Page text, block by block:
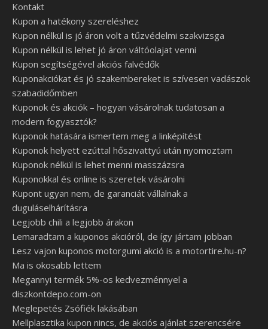
Kontakt
Kupon a hatékony szereléshez
Kupon nélkül is jó áron volt a tűzvédelmi szakvizsga
Kupon nélkül is lehet jó áron váltóolajat venni
Kupon segítségével akciós falvédők
Kuponakciókat és jó szakembereket is szívesen vadászok
szabadidőmben
Kuponok és akciók – hogyan vásárolnak tudatosan a
modern fogyasztók?
Kuponok hatására ismertem meg a linképítést
Kuponok helyett ezúttal hőszivattyú után nyomoztam
Kuponok nélkül is lehet menni masszázsra
Kuponokkal és online is szeretek vásárolni
Kupont ugyan nem, de garanciát vállalnak a
duguláselhárításra
Legjobb chili a legjobb árakon
Lemaradtam a kuponos akcióról, de így jártam jobban
Lesz vajon kuponos motorgumi akció is a motortire.hu-n?
Ma is okosabb lettem
Megannyi termék 5%-os kedvezménnyel a
diszkontdepo.com-on
Meglepetés Zsófiék lakásában
Mellplasztika kupon nincs, de akciós ajánlat szerencsére